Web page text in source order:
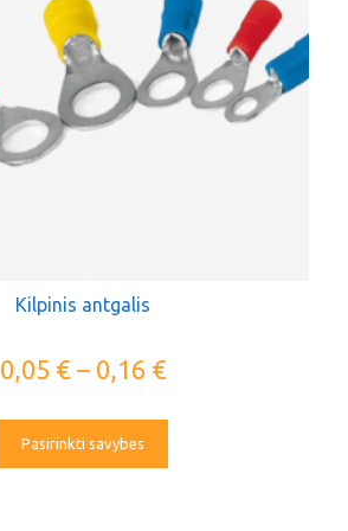
Kilpinis antgalis
0,05 €– 0,16 €
Pasirinkti savybes